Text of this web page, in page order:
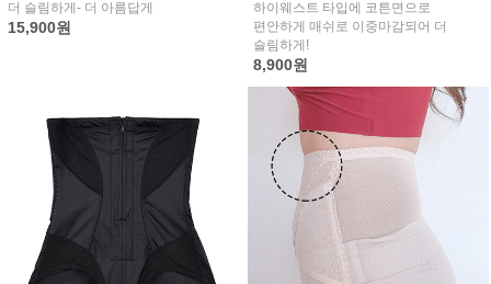
더 슬림하게- 더 아름답게
15,900원
하이웨스트 타입에 코튼면으로
편안하게 매쉬로 이중마감되어 더
슬림하게!
8,900원